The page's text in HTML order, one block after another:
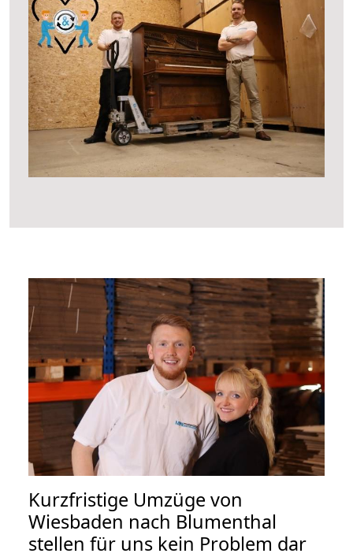
Kurzfristige Umzüge von
Wiesbaden nach Blumenthal
stellen für uns kein Problem dar